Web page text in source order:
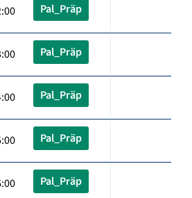
Pal_Präp
Pal_Präp
Pal_Präp
Pal_Präp
Pal_Präp